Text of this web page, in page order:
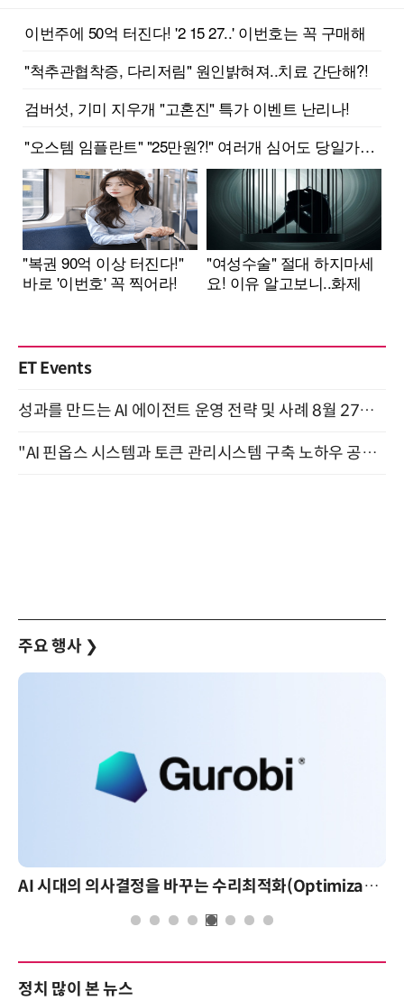
ET Events
성과를 만드는 AI 에이전트 운영 전략 및 사례 8월 27일 개최
"AI 핀옵스 시스템과 토큰 관리시스템 구축 노하우 공개" 잠실 한국광고문화회관 2층 대회의실 (8/21)
주요 행사 ❯
AI 시대의 의사결정을 바꾸는 수리최적화(Optimization): 실제 산업 적용 사례와 활용 전략
정치 많이 본 뉴스